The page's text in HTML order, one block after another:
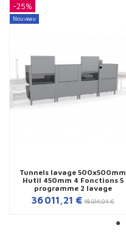
-25%
Nouveau
Tunnels lavage 500x500mm
Hutil 450mm 4 Fonctions 5
programme 2 lavage
36 011,21 € 48 014,94 €